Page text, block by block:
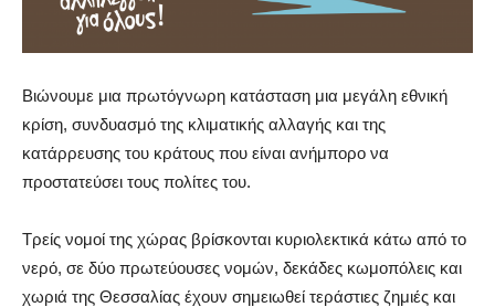
Βιώνουμε μια πρωτόγνωρη κατάσταση μια μεγάλη εθνική
κρίση, συνδυασμό της κλιματικής αλλαγής και της
κατάρρευσης του κράτους που είναι ανήμπορο να
προστατεύσει τους πολίτες του.
Τρείς νομοί της χώρας βρίσκονται κυριολεκτικά κάτω από το
νερό, σε δύο πρωτεύουσες νομών, δεκάδες κωμοπόλεις και
χωριά της Θεσσαλίας έχουν σημειωθεί τεράστιες ζημιές και